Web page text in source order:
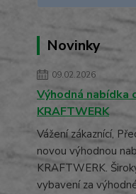
Novinky
09.02.2026
Výhodná nabídka
KRAFTWERK
Vážení zákaznící,
novou výhodnou
KRAFTWERK.
vybavení za